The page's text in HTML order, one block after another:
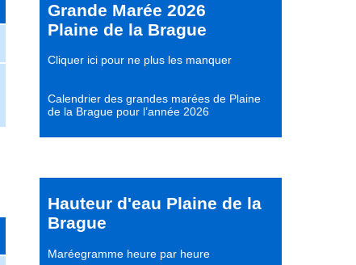
Grande Marée 2026
Plaine de la Brague
Cliquer ici pour ne plus les manquer
Calendrier des grandes marées de Plaine
de la Brague pour l’année 2026
Hauteur d'eau Plaine de la
Brague
Maréegramme heure par heure